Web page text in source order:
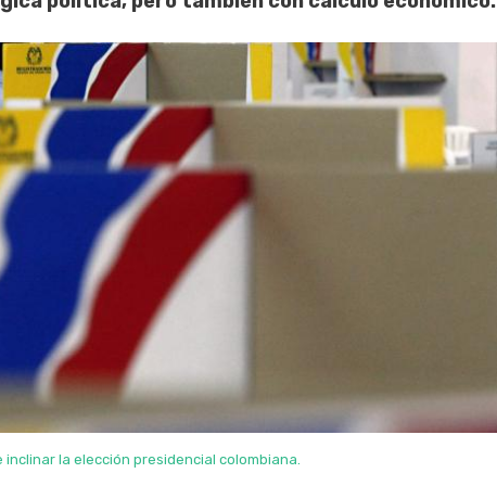
la elección presidencial colombiana.